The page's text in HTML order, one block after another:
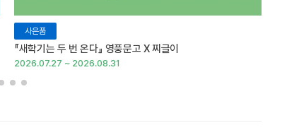
사은품
『새학기는 두 번 온다』 영풍문고 X 찌글이
2026.07.27 ~ 2026.08.31